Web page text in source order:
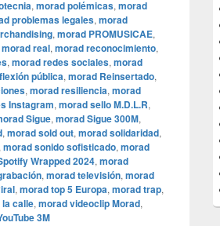
, morad polémicas, morad
problemas legales, morad
, morad PROMUSICAE,
morad real, morad reconocimiento,
, morad redes sociales, morad
pública, morad Reinsertado,
, morad resiliencia, morad
Instagram, morad sello M.D.L.R,
Sigue, morad Sigue 300M,
, morad sold out, morad solidaridad,
morad sonido sofisticado, morad
Wrapped 2024, morad
, morad televisión, morad
, morad top 5 Europa, morad trap,
calle, morad videocli‏p Morad,
3M